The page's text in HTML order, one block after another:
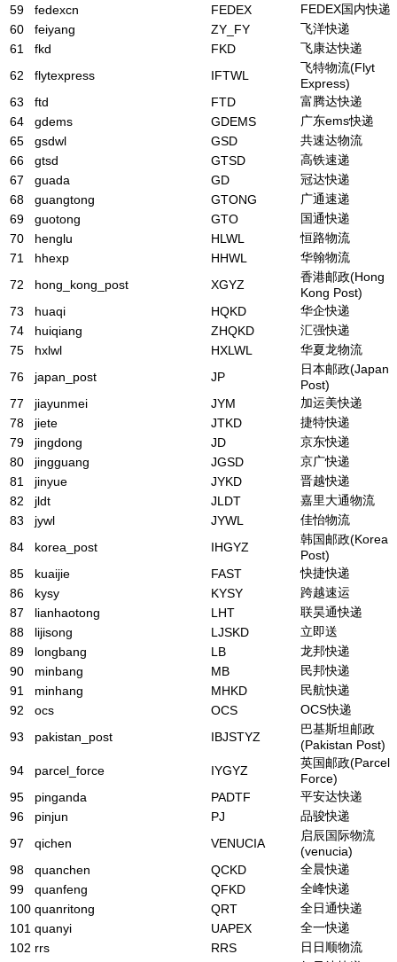
59
fedexcn FEDEX
FEDEX国内快递
60
feiyang ZY_FY
飞洋快递
61
fkd FKD
飞康达快递
62
flytexpress IFTWL
飞特物流(Flyt
Express)
63
ftd FTD
富腾达快递
64
gdems GDEMS
广东ems快递
65
gsdwl GSD
共速达物流
66
gtsd GTSD
高铁速递
67
guada GD
冠达快递
68
guangtong GTONG
广通速递
69
guotong GTO
国通快递
70
henglu HLWL
恒路物流
71
hhexp HHWL
华翰物流
72
hong_kong_post XGYZ
香港邮政(Hong
Kong Post)
73
huaqi HQKD
华企快递
74
huiqiang ZHQKD
汇强快递
75
hxlwl HXLWL
华夏龙物流
76
japan_post JP
日本邮政(Japan
Post)
77
jiayunmei JYM
加运美快递
78
jiete JTKD
捷特快递
79
jingdong JD
京东快递
80
jingguang JGSD
京广快递
81
jinyue JYKD
晋越快递
82
jldt JLDT
嘉里大通物流
83
jywl JYWL
佳怡物流
84
korea_post IHGYZ
韩国邮政(Korea
Post)
85
kuaijie FAST
快捷快递
86
kysy KYSY
跨越速运
87
lianhaotong LHT
联昊通快递
88
lijisong LJSKD
立即送
89
longbang LB
龙邦快递
90
minbang MB
民邦快递
91
minhang MHKD
民航快递
92
ocs OCS
OCS快递
93
pakistan_post IBJSTYZ
巴基斯坦邮政
(Pakistan Post)
94
parcel_force IYGYZ
英国邮政(Parcel
Force)
95
pinganda PADTF
平安达快递
96
pinjun PJ
品骏快递
97
qichen VENUCIA
启辰国际物流
(venucia)
98
quanchen QCKD
全晨快递
99
quanfeng QFKD
全峰快递
100 quanritong QRT
全日通快递
101 quanyi UAPEX
全一快递
102 rrs RRS
日日顺物流